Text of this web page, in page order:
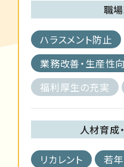
職
ハラスメント防止
業務改善・生産性
福利厚生の充実
人材育成
リカレント
若